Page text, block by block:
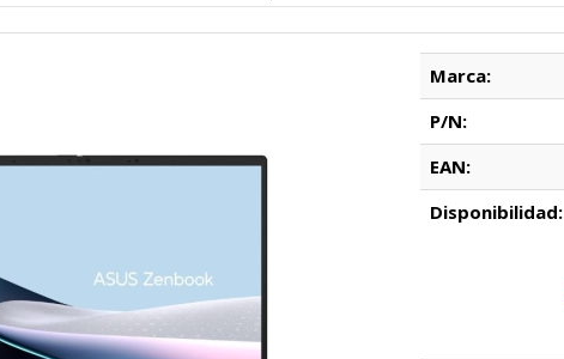
Marca:
P/N:
EAN:
Disponibilidad: